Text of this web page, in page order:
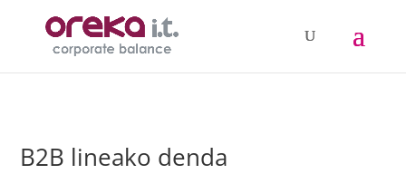
B2B lineako denda